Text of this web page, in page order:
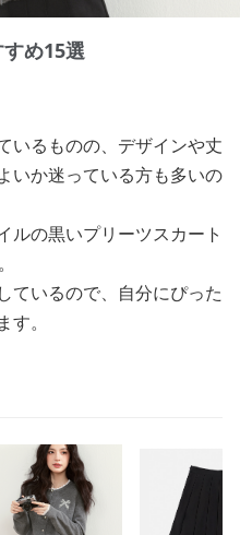
め15選
いるものの、デザインや丈
いか迷っている方も多いの
ルの黒いプリーツスカート
ているので、自分にぴった
。